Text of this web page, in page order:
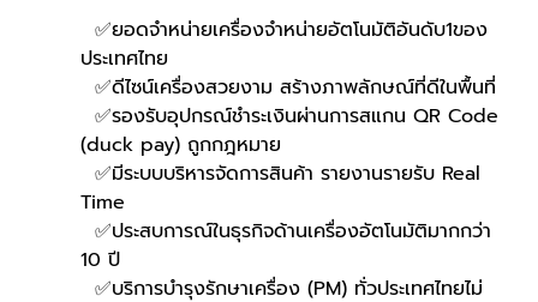
ประเทศไทย
  ✅ดีไซน์เครื่องสวยงาม สร้างภาพลักษณ์ที่ดีในพื้นที่
(duck pay) ถูกกฎหมาย
Time
10 ปี